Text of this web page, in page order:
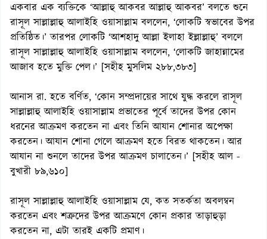
একবার এক ব্যক্তিকে ‘আল্লাহু আকবর আল্লাহু আকবর’ বলতে শুনে
রাসূল সাল্লাল্লাহু আলাইহি ওয়াসাল্লাম বললেন, ‘লোকটি স্বভাবের উপর
প্রতিষ্ঠিত।’ তারপর লোকটি ‘আশহাদু আল্লা ইলাহা ইল্লাল্লাহু’ বললে
রাসূল সাল্লাল্লাহু আলাইহি ওয়াসাল্লাম বললেন, ‘লোকটি জাহান্নামের
আজাব হতে মুক্তি পেল।’ [সহীহ মুসলিম ২৮৮,৩৮৩]
আনাস রা. হতে বর্ণিত, ‘কোন সম্প্রদায়ের সাথে যুদ্ধ করলে রাসূল
সাল্লাল্লাহু আলাইহি ওয়াসাল্লাম প্রভাতের পূর্বে তাদের উপর কোন
ধরনের আক্রমণ করতেন না এবং তিনি আযান শোনার অপেক্ষা
করতেন। আযান শোনা গেলে আক্রমণ হতে বিরত থাকতেন। আর
আযান না শুনলে তাদের উপর আক্রমণ চালাতেন।’ [সহীহ আল -
বুখারী ৮৯,৬১০]
রাসূল সাল্লাল্লাহু আলাইহি ওয়াসাল্লাম যে, কত সতর্কতা অবলম্বন
করতেন এবং শত্রুদের উপর আক্রমণে কোন প্রকার তাড়াহুড়া
করতেন না, এটা তারই একটি প্রমাণ।